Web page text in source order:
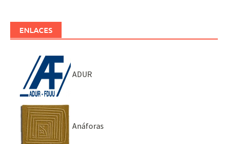
ENLACES
ADUR
Anáforas